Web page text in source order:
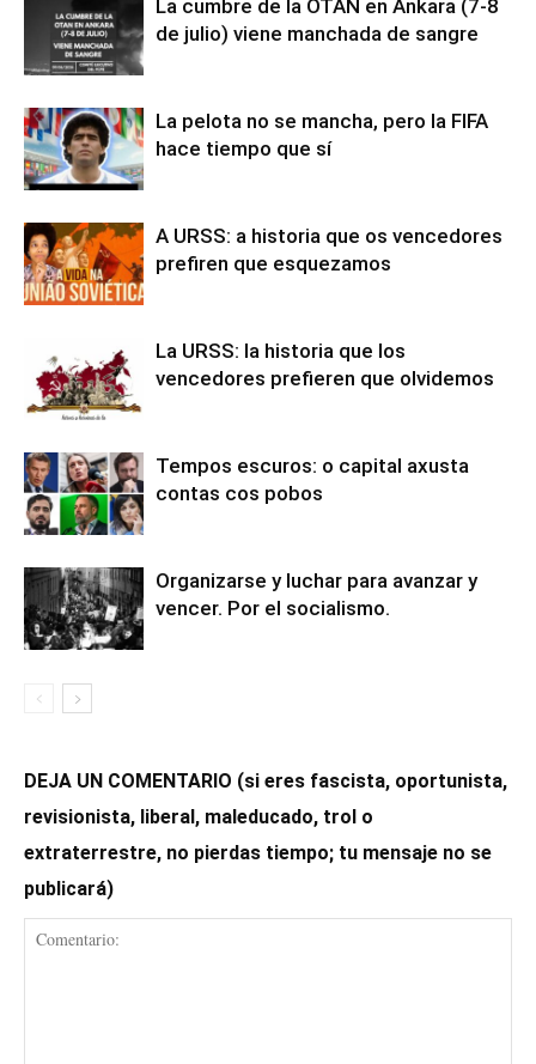
La cumbre de la OTAN en Ankara (7-8
de julio) viene manchada de sangre
La pelota no se mancha, pero la FIFA
hace tiempo que sí
A URSS: a historia que os vencedores
prefiren que esquezamos
La URSS: la historia que los
vencedores prefieren que olvidemos
Tempos escuros: o capital axusta
contas cos pobos
Organizarse y luchar para avanzar y
vencer. Por el socialismo.
DEJA UN COMENTARIO (si eres fascista, oportunista,
revisionista, liberal, maleducado, trol o
extraterrestre, no pierdas tiempo; tu mensaje no se
publicará)